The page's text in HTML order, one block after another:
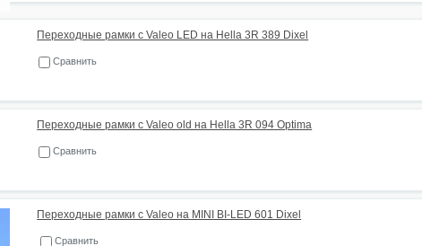
Переходные рамки с Valeo LED на Hella 3R 389 Dixel
Сравнить
Переходные рамки с Valeo old на Hella 3R 094 Optima
Сравнить
Переходные рамки с Valeo на MINI BI-LED 601 Dixel
Сравнить